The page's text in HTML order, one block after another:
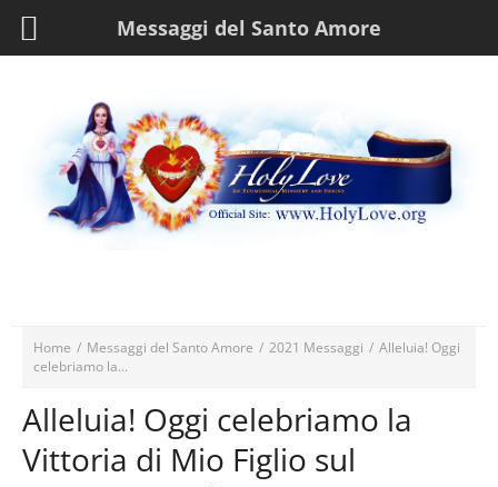
Home / Messaggi del Santo Amore / 2021 Messaggi / Alleluia! Oggi
celebriamo la...
Alleluia! Oggi celebriamo la
Vittoria di Mio Figlio sul
Messaggi del Santo Amore